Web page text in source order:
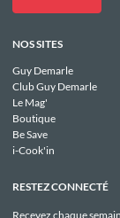
NOS SITES
Guy Demarle
Club Guy Demarle
Le Mag'
Boutique
Be Save
i-Cook'in
RESTEZ CONNECTÉ
Recevez chaque